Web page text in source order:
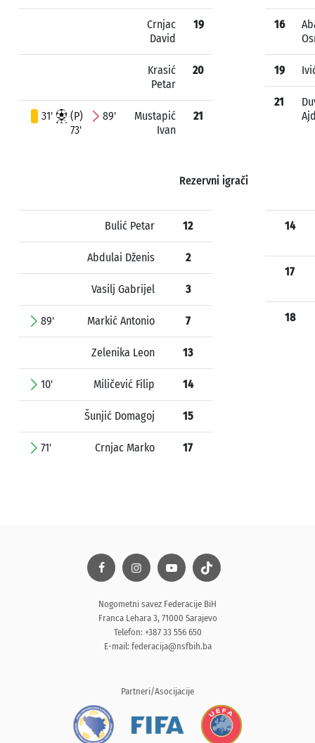
Crnjac
David
19
Krasić
Petar
20
31'
(P)
73'
89'
Mustapić
Ivan
21
16
19
21
Rezervni igrači
Bulić Petar 12
Abdulai Dženis 2
Vasilj Gabrijel 3
89' Markić Antonio 7
Zelenika Leon 13
10' Miličević Filip 14
Šunjić Domagoj 15
71' Crnjac Marko 17
14
17
18
Nogometni savez Federacije BiH
Franca Lehara 3, 71000 Sarajevo
Telefon: +387 33 556 650
E-mail: federacija@nsfbih.ba
Partneri/Asocijacije